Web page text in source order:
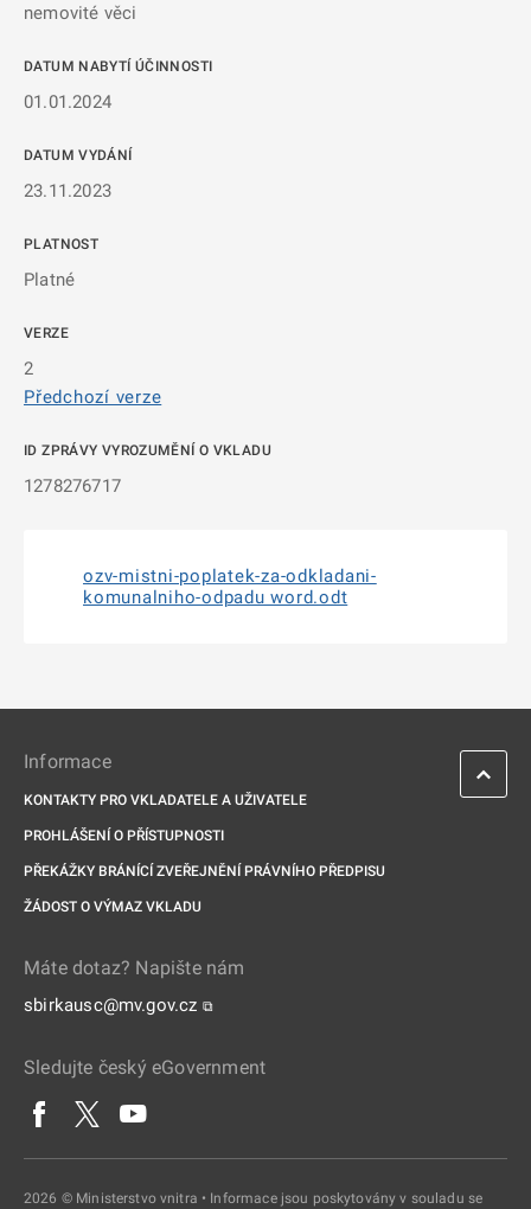
nemovité věci
DATUM NABYTÍ ÚČINNOSTI
01.01.2024
DATUM VYDÁNÍ
23.11.2023
PLATNOST
Platné
VERZE
2
Předchozí verze
ID ZPRÁVY VYROZUMĚNÍ O VKLADU
1278276717
ozv-mistni-poplatek-za-odkladani-
komunalniho-odpadu word.odt
Informace
KONTAKTY PRO VKLADATELE A UŽIVATELE
PROHLÁŠENÍ O PŘÍSTUPNOSTI
PŘEKÁŽKY BRÁNÍCÍ ZVEŘEJNĚNÍ PRÁVNÍHO PŘEDPISU
ŽÁDOST O VÝMAZ VKLADU
Máte dotaz? Napište nám
sbirkausc@mv.gov.cz ⧉
Sledujte český eGovernment
2026 © Ministerstvo vnitra • Informace jsou poskytovány v souladu se